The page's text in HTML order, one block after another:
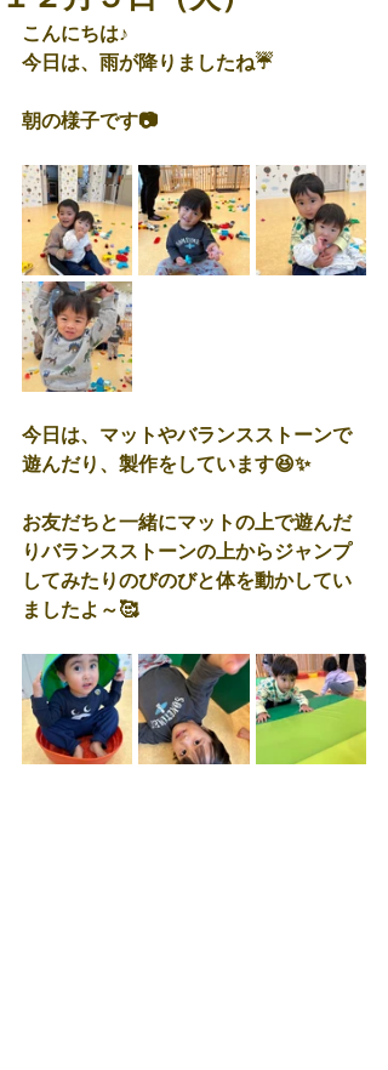
こんにちは♪
今日は、雨が降りましたね☔
朝の様子です📷
今日は、マットやバランスストーンで
遊んだり、製作をしています😆✨
お友だちと一緒にマットの上で遊んだ
りバランスストーンの上からジャンプ
してみたりのびのびと体を動かしてい
ましたよ～🥰